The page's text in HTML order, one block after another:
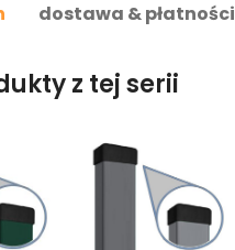
dostawa & płatności
z tej serii